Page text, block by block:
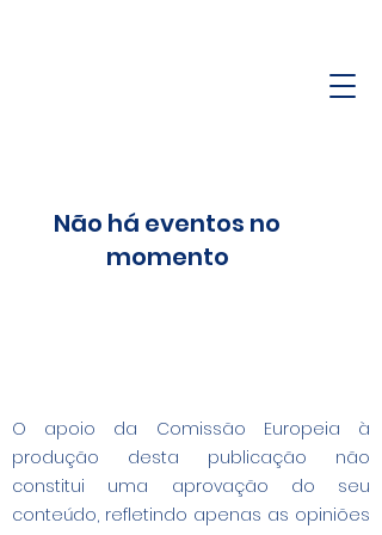
Não há eventos no
momento
O apoio da Comissão Europeia à
produção desta publicação não
constitui uma aprovação do seu
conteúdo, refletindo apenas as opiniões